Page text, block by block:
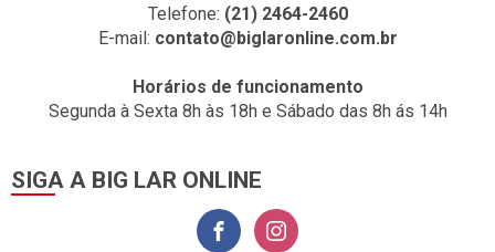
Telefone: (21) 2464-2460
E-mail: contato@biglaronline.com.br
Horários de funcionamento
Segunda à Sexta 8h às 18h e Sábado das 8h ás 14h
SIGA A BIG LAR ONLINE